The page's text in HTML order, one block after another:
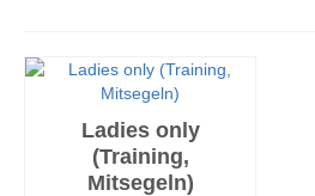
Ladies only
(Training,
Mitsegeln)